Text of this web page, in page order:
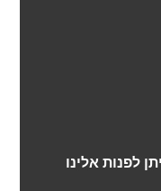
לפנות אלינו